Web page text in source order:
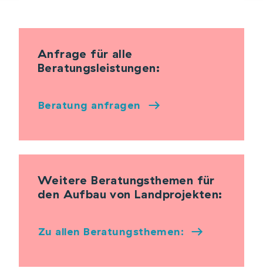
Anfrage für alle
Beratungsleistungen:
Beratung anfragen
Weitere Beratungsthemen für
den Aufbau von Landprojekten:
Zu allen Beratungsthemen: